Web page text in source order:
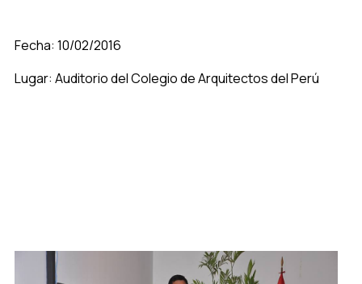
Fecha: 10/02/2016
Lugar: Auditorio del Colegio de Arquitectos del Perú